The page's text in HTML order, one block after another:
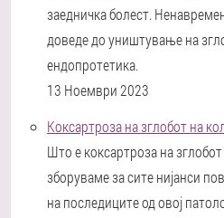
заедничка болест.
доведе до уништување на
ендопротетика.
13 Ноември 2023
Коксартроза на зглобот на
Што е коксартроза на
зборуваме за сите нијанси
на последиците од овој